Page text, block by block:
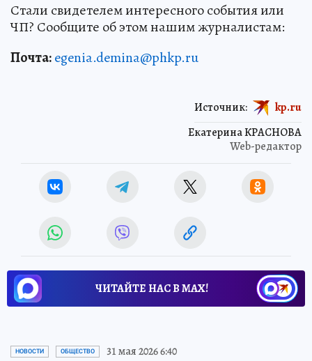
Стали свидетелем интересного события или
ЧП? Сообщите об этом нашим журналистам:
Почта:egenia.demina@phkp.ru
Екатерина КРАСНОВА
Web-редактор
Источник: kp.ru
ЧИТАЙТЕ НАС В МАХ!
НОВОСТИ ОБЩЕСТВО 31 мая 2026 6:40